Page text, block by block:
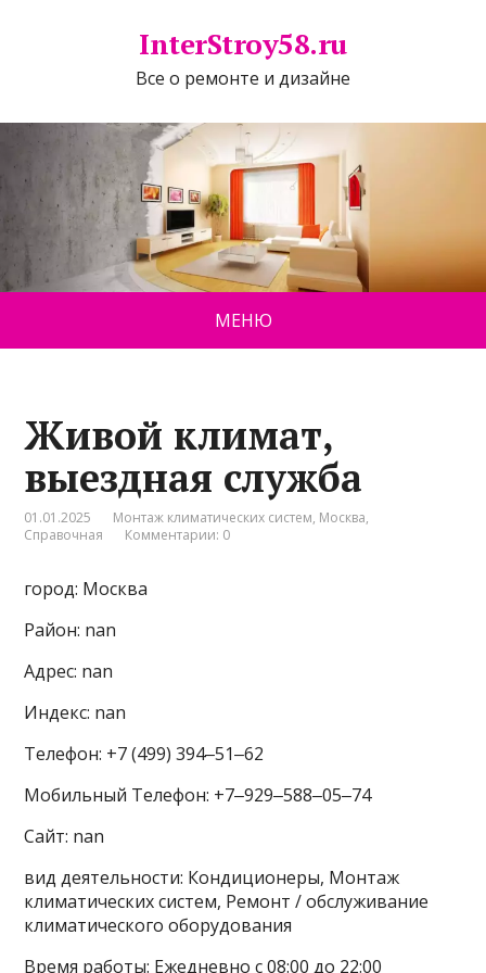
InterStroy58.ru
Все о ремонте и дизайне
МЕНЮ
Живой климат,
выездная служба
01.01.2025 Монтаж климатических систем, Москва,
Справочная
Комментарии: 0
город: Москва
Район: nan
Адрес: nan
Индекс: nan
Телефон: +7 (499) 394‒51‒62
Мобильный Телефон: +7‒929‒588‒05‒74
Сайт: nan
вид деятельности: Кондиционеры, Монтаж
климатических систем, Ремонт / обслуживание
климатического оборудования
Время работы: Ежедневно с 08:00 до 22:00